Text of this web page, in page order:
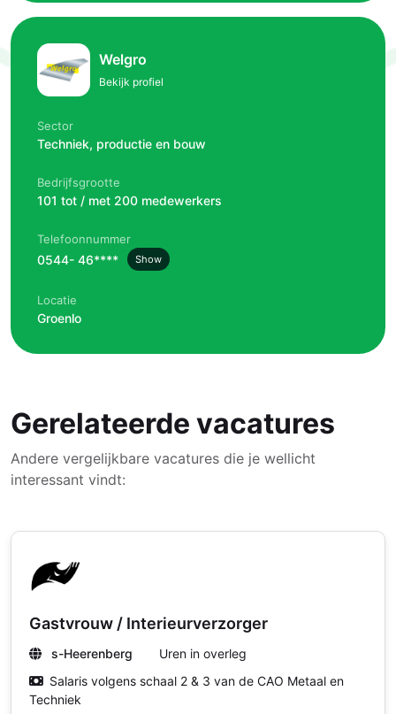
Welgro
Bekijk profiel
Sector
Techniek, productie en bouw
Bedrijfsgrootte
101 tot / met 200 medewerkers
Telefoonnummer
0544- 46**** Show
Locatie
Groenlo
Gerelateerde vacatures
Andere vergelijkbare vacatures die je wellicht
interessant vindt:
Gastvrouw / Interieurverzorger
s-Heerenberg
Uren in overleg
Salaris volgens schaal 2 & 3 van de CAO Metaal en
Techniek